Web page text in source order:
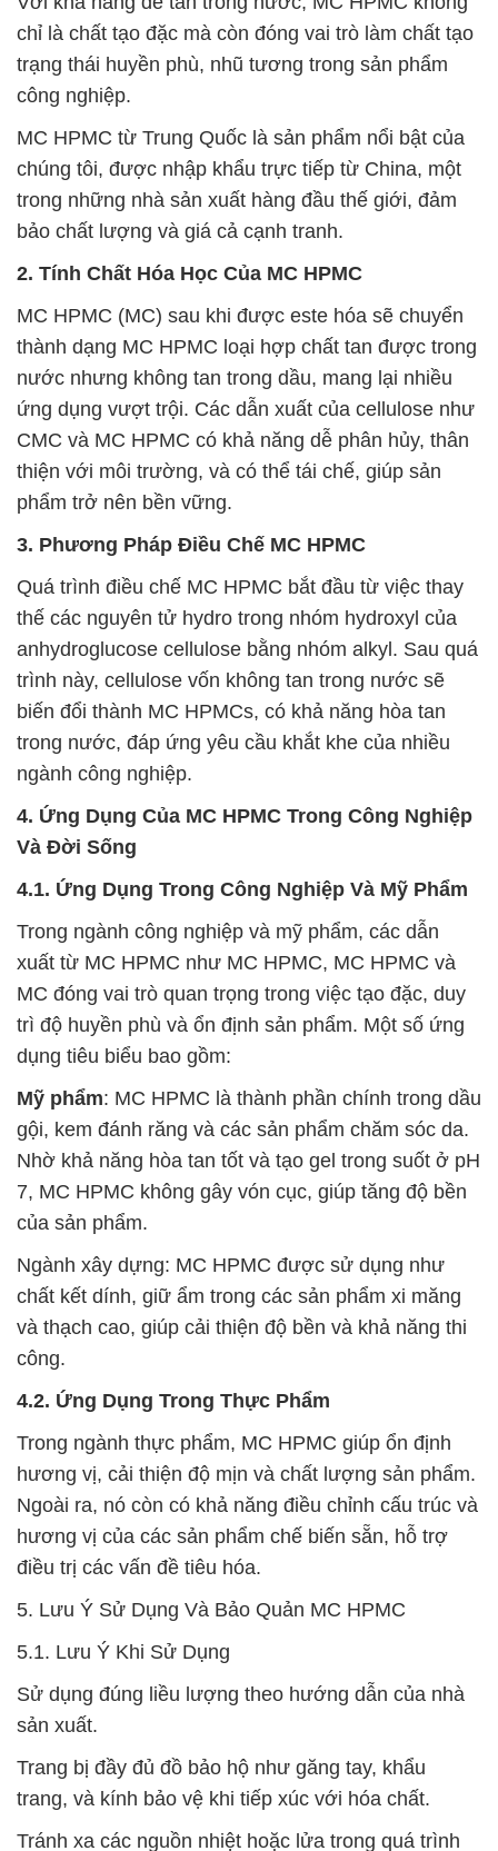
chỉ là chất tạo đặc mà còn đóng vai trò làm chất tạo
trạng thái huyền phù, nhũ tương trong sản phẩm
công nghiệp.
MC HPMC từ Trung Quốc là sản phẩm nổi bật của
chúng tôi, được nhập khẩu trực tiếp từ China, một
trong những nhà sản xuất hàng đầu thế giới, đảm
bảo chất lượng và giá cả cạnh tranh.
2. Tính Chất Hóa Học Của MC HPMC
MC HPMC (MC) sau khi được este hóa sẽ chuyển
thành dạng MC HPMC loại hợp chất tan được trong
nước nhưng không tan trong dầu, mang lại nhiều
ứng dụng vượt trội. Các dẫn xuất của cellulose như
CMC và MC HPMC có khả năng dễ phân hủy, thân
thiện với môi trường, và có thể tái chế, giúp sản
phẩm trở nên bền vững.
3. Phương Pháp Điều Chế MC HPMC
Quá trình điều chế MC HPMC bắt đầu từ việc thay
thế các nguyên tử hydro trong nhóm hydroxyl của
anhydroglucose cellulose bằng nhóm alkyl. Sau quá
trình này, cellulose vốn không tan trong nước sẽ
biến đổi thành MC HPMCs, có khả năng hòa tan
trong nước, đáp ứng yêu cầu khắt khe của nhiều
ngành công nghiệp.
4. Ứng Dụng Của MC HPMC Trong Công Nghiệp
Và Đời Sống
4.1. Ứng Dụng Trong Công Nghiệp Và Mỹ Phẩm
Trong ngành công nghiệp và mỹ phẩm, các dẫn
xuất từ MC HPMC như MC HPMC, MC HPMC và
MC đóng vai trò quan trọng trong việc tạo đặc, duy
trì độ huyền phù và ổn định sản phẩm. Một số ứng
dụng tiêu biểu bao gồm:
Mỹ phẩm: MC HPMC là thành phần chính trong dầu
gội, kem đánh răng và các sản phẩm chăm sóc da.
Nhờ khả năng hòa tan tốt và tạo gel trong suốt ở pH
7, MC HPMC không gây vón cục, giúp tăng độ bền
của sản phẩm.
Ngành xây dựng: MC HPMC được sử dụng như
chất kết dính, giữ ẩm trong các sản phẩm xi măng
và thạch cao, giúp cải thiện độ bền và khả năng thi
công.
4.2. Ứng Dụng Trong Thực Phẩm
Trong ngành thực phẩm, MC HPMC giúp ổn định
hương vị, cải thiện độ mịn và chất lượng sản phẩm.
Ngoài ra, nó còn có khả năng điều chỉnh cấu trúc và
hương vị của các sản phẩm chế biến sẵn, hỗ trợ
điều trị các vấn đề tiêu hóa.
5. Lưu Ý Sử Dụng Và Bảo Quản MC HPMC
5.1. Lưu Ý Khi Sử Dụng
Sử dụng đúng liều lượng theo hướng dẫn của nhà
sản xuất.
Trang bị đầy đủ đồ bảo hộ như găng tay, khẩu
trang, và kính bảo vệ khi tiếp xúc với hóa chất.
Tránh xa các nguồn nhiệt hoặc lửa trong quá trình